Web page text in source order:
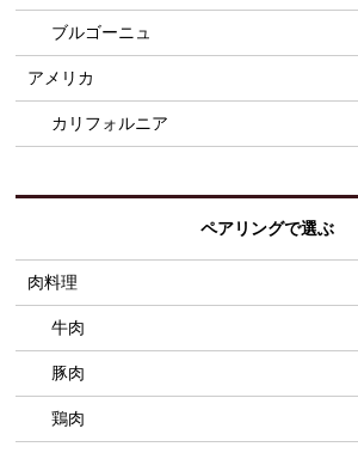
ブルゴーニュ
アメリカ
カリフォルニア
ペアリングで選ぶ
肉料理
牛肉
豚肉
鶏肉